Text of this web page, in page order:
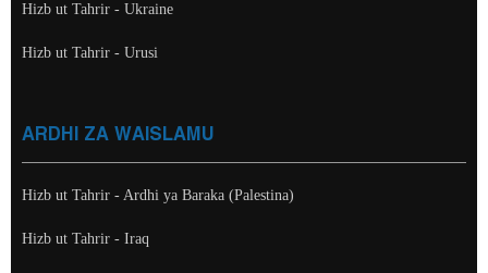
Hizb ut Tahrir - Ukraine
Hizb ut Tahrir - Urusi
ARDHI ZA WAISLAMU
Hizb ut Tahrir - Ardhi ya Baraka (Palestina)
Hizb ut Tahrir - Iraq